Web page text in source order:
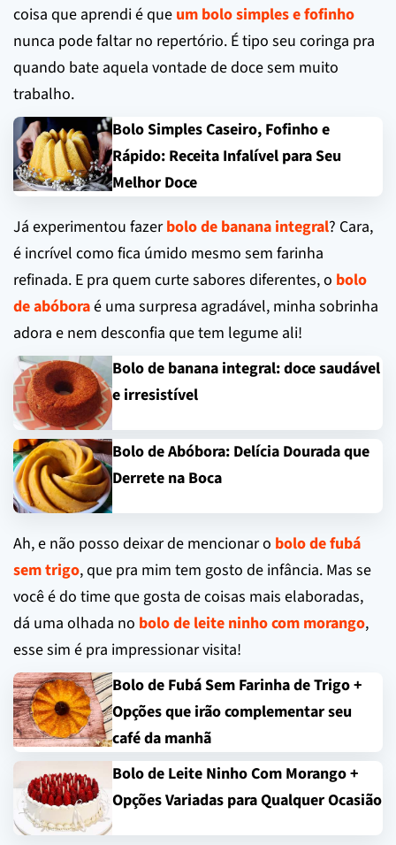
coisa que aprendi é que um bolo simples e fofinho
nunca pode faltar no repertório. É tipo seu coringa pra
quando bate aquela vontade de doce sem muito
trabalho.
Bolo Simples Caseiro, Fofinho e
Rápido: Receita Infalível para Seu
Melhor Doce
Já experimentou fazerbolo de banana integral? Cara,
é incrível como fica úmido mesmo sem farinha
refinada. E pra quem curte sabores diferentes, o bolo
de abóboraé uma surpresa agradável, minha sobrinha
adora e nem desconfia que tem legume ali!
Bolo de banana integral: doce saudável
e irresistível
Bolo de Abóbora: Delícia Dourada que
Derrete na Boca
Ah, e não posso deixar de mencionar o bolo de fubá
sem trigo, que pra mim tem gosto de infância. Mas se
você é do time que gosta de coisas mais elaboradas,
dá uma olhada no bolo de leite ninho com morango,
esse sim é pra impressionar visita!
Bolo de Fubá Sem Farinha de Trigo +
Opções que irão complementar seu
café da manhã
Bolo de Leite Ninho Com Morango +
Opções Variadas para Qualquer Ocasião